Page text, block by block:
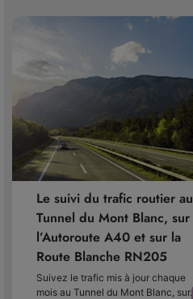
Le suivi du trafic routier au
Tunnel du Mont Blanc, sur
l’Autoroute A40 et sur la
Route Blanche RN205
Suivez le trafic mis à jour chaque
mois au Tunnel du Mont Blanc, sur…